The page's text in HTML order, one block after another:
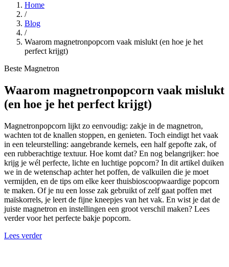
Home
/
Blog
/
Waarom magnetronpopcorn vaak mislukt (en hoe je het
perfect krijgt)
Beste Magnetron
Waarom magnetronpopcorn vaak mislukt
(en hoe je het perfect krijgt)
Magnetronpopcorn lijkt zo eenvoudig: zakje in de magnetron,
wachten tot de knallen stoppen, en genieten. Toch eindigt het vaak
in een teleurstelling: aangebrande kernels, een half gepofte zak, of
een rubberachtige textuur. Hoe komt dat? En nog belangrijker: hoe
krijg je wél perfecte, lichte en luchtige popcorn? In dit artikel duiken
we in de wetenschap achter het poffen, de valkuilen die je moet
vermijden, en de tips om elke keer thuisbioscoopwaardige popcorn
te maken. Of je nu een losse zak gebruikt of zelf gaat poffen met
maïskorrels, je leert de fijne kneepjes van het vak. En wist je dat de
juiste magnetron en instellingen een groot verschil maken? Lees
verder voor het perfecte bakje popcorn.
Lees verder